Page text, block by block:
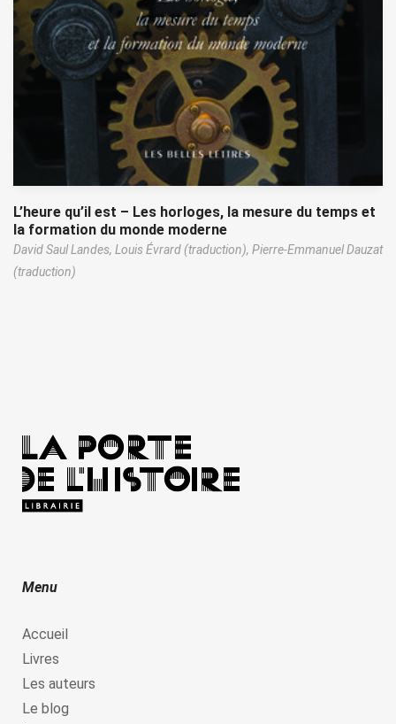
L’heure qu’il est – Les horloges, la mesure du temps et
la formation du monde moderne
David Saul Landes, Louis Évrard (traduction), Pierre-Emmanuel Dauzat
(traduction)
Menu
Accueil
Livres
Les auteurs
Le blog